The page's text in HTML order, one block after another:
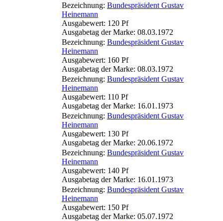
Bezeichnung: Bundespräsident Gustav
Heinemann
Ausgabewert: 120 Pf
Ausgabetag der Marke: 08.03.1972
Bezeichnung: Bundespräsident Gustav
Heinemann
Ausgabewert: 160 Pf
Ausgabetag der Marke: 08.03.1972
Bezeichnung: Bundespräsident Gustav
Heinemann
Ausgabewert: 110 Pf
Ausgabetag der Marke: 16.01.1973
Bezeichnung: Bundespräsident Gustav
Heinemann
Ausgabewert: 130 Pf
Ausgabetag der Marke: 20.06.1972
Bezeichnung: Bundespräsident Gustav
Heinemann
Ausgabewert: 140 Pf
Ausgabetag der Marke: 16.01.1973
Bezeichnung: Bundespräsident Gustav
Heinemann
Ausgabewert: 150 Pf
Ausgabetag der Marke: 05.07.1972